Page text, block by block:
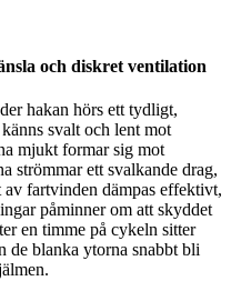
och diskret ventilation
hakan hörs ett tydligt,
svalt och lent mot
mjukt formar sig mot
strömmar ett svalkande drag,
fartvinden dämpas effektivt,
påminner om att skyddet
en timme på cykeln sitter
de blanka ytorna snabbt bli